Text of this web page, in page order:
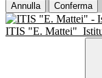
Annulla Conferma
ITIS "E. Mattei"